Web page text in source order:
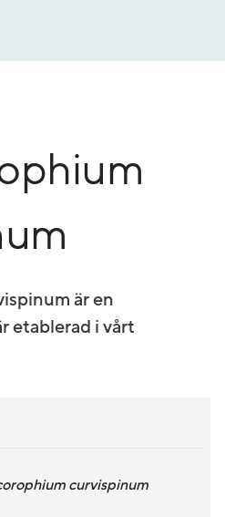
är en
etablerad i vårt
curvispinum